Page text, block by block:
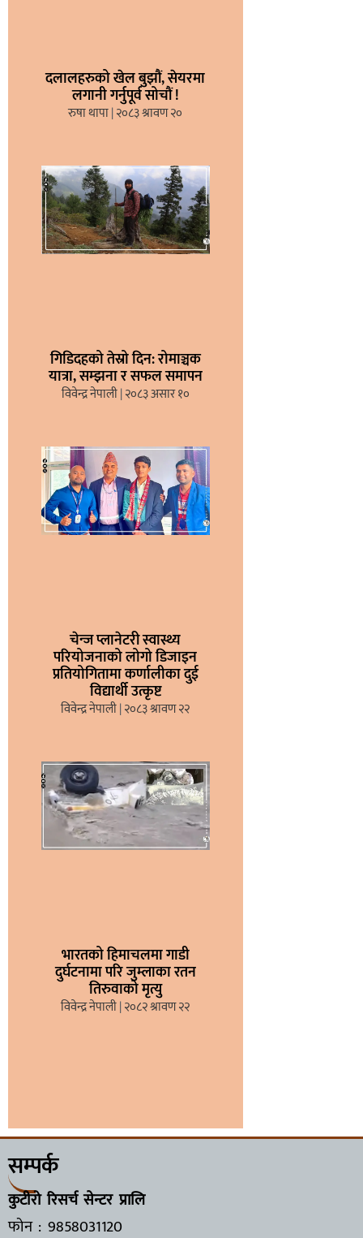
दलालहरुको खेल बुझौं, सेयरमा
लगानी गर्नुपूर्व सोचौं !
रुषा थापा २०८३ श्रावण २०
गिडिदहको तेस्रो दिन: रोमाञ्चक
यात्रा, सम्झना र सफल समापन
विवेन्द्र नेपाली २०८३ असार १०
चेन्ज प्लानेटरी स्वास्थ्य
परियोजनाको लोगो डिजाइन
प्रतियोगितामा कर्णालीका दुई
विद्यार्थी उत्कृष्ट
विवेन्द्र नेपाली २०८३ श्रावण २२
भारतको हिमाचलमा गाडी
दुर्घटनामा परि जुम्लाका रतन
तिरुवाको मृत्यु
विवेन्द्र नेपाली २०८२ श्रावण २२
सम्पर्क
कुटीरो रिसर्च सेन्टर प्रालि
फोन : 9858031120